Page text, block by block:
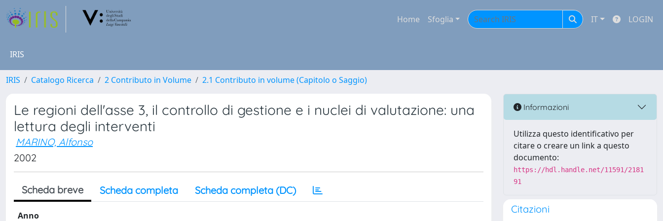
Home Sfoglia IT LOGIN
IRIS
IRIS Catalogo Ricerca 2 Contributo in Volume 2.1 Contributo in volume (Capitolo o Saggio)
Le regioni dell'asse 3, il controllo di gestione e i nuclei di valutazione: una
lettura degli interventi
MARINO, Alfonso
2002
Scheda breve Scheda completa Scheda completa (DC)
Anno
Informazioni
Utilizza questo identificativo per
citare o creare un link a questo
documento:
https://hdl.handle.net/11591/2181
91
Citazioni